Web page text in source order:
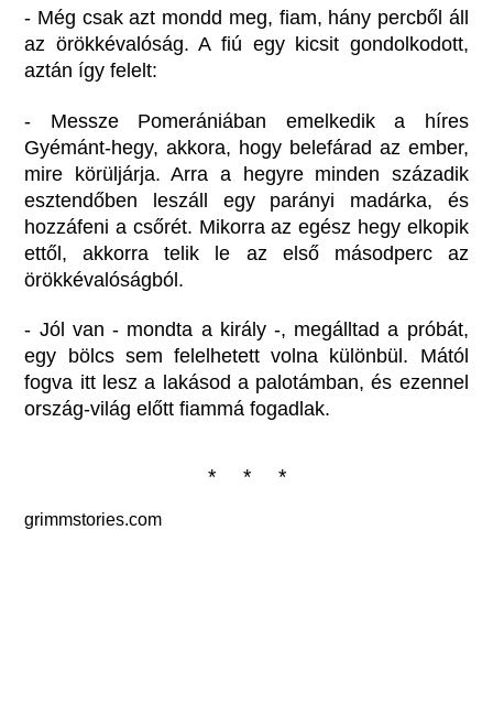
- Még csak azt mondd meg, fiam, hány percből áll
az örökkévalóság. A fiú egy kicsit gondolkodott,
aztán így felelt:
- Messze Pomerániában emelkedik a híres
Gyémánt-hegy, akkora, hogy belefárad az ember,
mire körüljárja. Arra a hegyre minden századik
esztendőben leszáll egy parányi madárka, és
hozzáfeni a csőrét. Mikorra az egész hegy elkopik
ettől, akkorra telik le az első másodperc az
örökkévalóságból.
- Jól van - mondta a király -, megálltad a próbát,
egy bölcs sem felelhetett volna különbül. Mától
fogva itt lesz a lakásod a palotámban, és ezennel
ország-világ előtt fiammá fogadlak.
* * *
grimmstories.com